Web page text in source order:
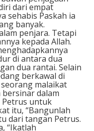
dari empat
sehabis Paskah ia
banyak.
penjara. Tetapi
kepada Allah.
di antara dua
dua rantai. Selain
berkawal di
malaikat
bersinar dalam
untuk
itu, “Bangunlah
dari tangan Petrus.
“Ikatlah